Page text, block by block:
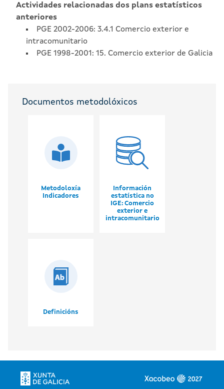
Actividades relacionadas dos plans estatísticos
anteriores
PGE 2002-2006: 3.4.1 Comercio exterior e
intracomunitario
PGE 1998-2001: 15. Comercio exterior de Galicia
Documentos metodolóxicos
Metodoloxía
Indicadores
Información
estatística no
IGE: Comercio
exterior e
intracomunitario
Definicións